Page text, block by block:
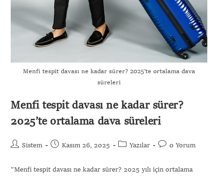
Menfi tespit davası ne kadar sürer? 2025’te ortalama dava
süreleri
Menfi tespit davası ne kadar sürer?
2025’te ortalama dava süreleri
Sistem Kasım 26, 2025 Yazılar 0 Yorum
"Menfi tespit davası ne kadar sürer? 2025 yılı için ortalama
Gönder